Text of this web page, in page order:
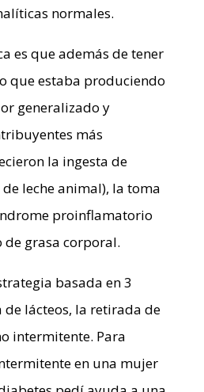
normales.
es que además de tener
que estaba produciendo
generalizado y
más
la ingesta de
leche animal), la toma
proinflamatorio
de grasa corporal.
basada en 3
lácteos, la retirada de
intermitente. Para
en una mujer